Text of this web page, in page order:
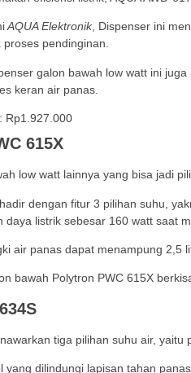
AQUA Elektronik, Dispenser ini
pendinginan.
galon bawah low watt ini
keran air panas.
Rp1.927.000
615X
low watt lainnya yang bisa jadi
dengan fitur 3 pilihan suhu,
daya listrik sebesar 160 watt saat
air panas dapat menampung 2,5
bawah Polytron PWC 615X
tiga pilihan suhu air, yaitu
yang dilindungi lapisan tahan